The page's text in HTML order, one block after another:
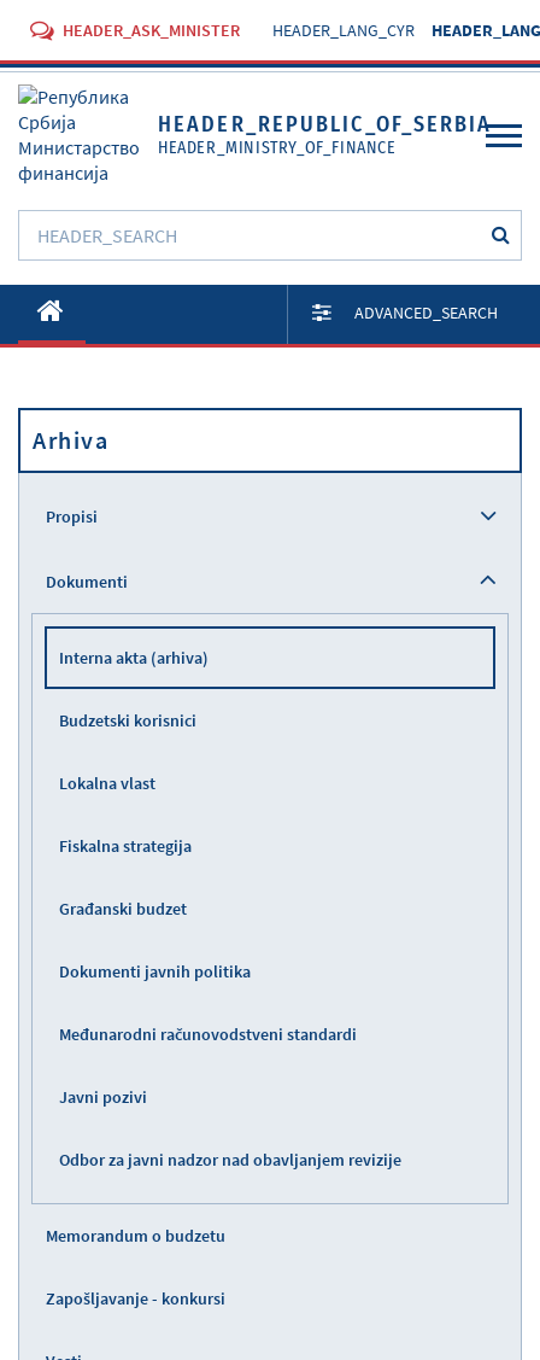
HEADER_ASK_MINISTER HEADER_LANG_CYR
HEADER_REPUBLIC_OF_SERBIA
HEADER_MINISTRY_OF_FINANCE
O Ministarstvu
Aktivnosti
Propisi
ADVANCED_SEARCH
Arhiva
Propisi
Dokumenti
Interna akta (arhiva)
Budzetski korisnici
Lokalna vlast
Fiskalna strategija
Građanski budzet
Dokumenti javnih politika
Međunarodni računovodstveni standardi
Javni pozivi
Odbor za javni nadzor nad obavljanjem revizije
Memorandum o budzetu
Zapošljavanje - konkursi